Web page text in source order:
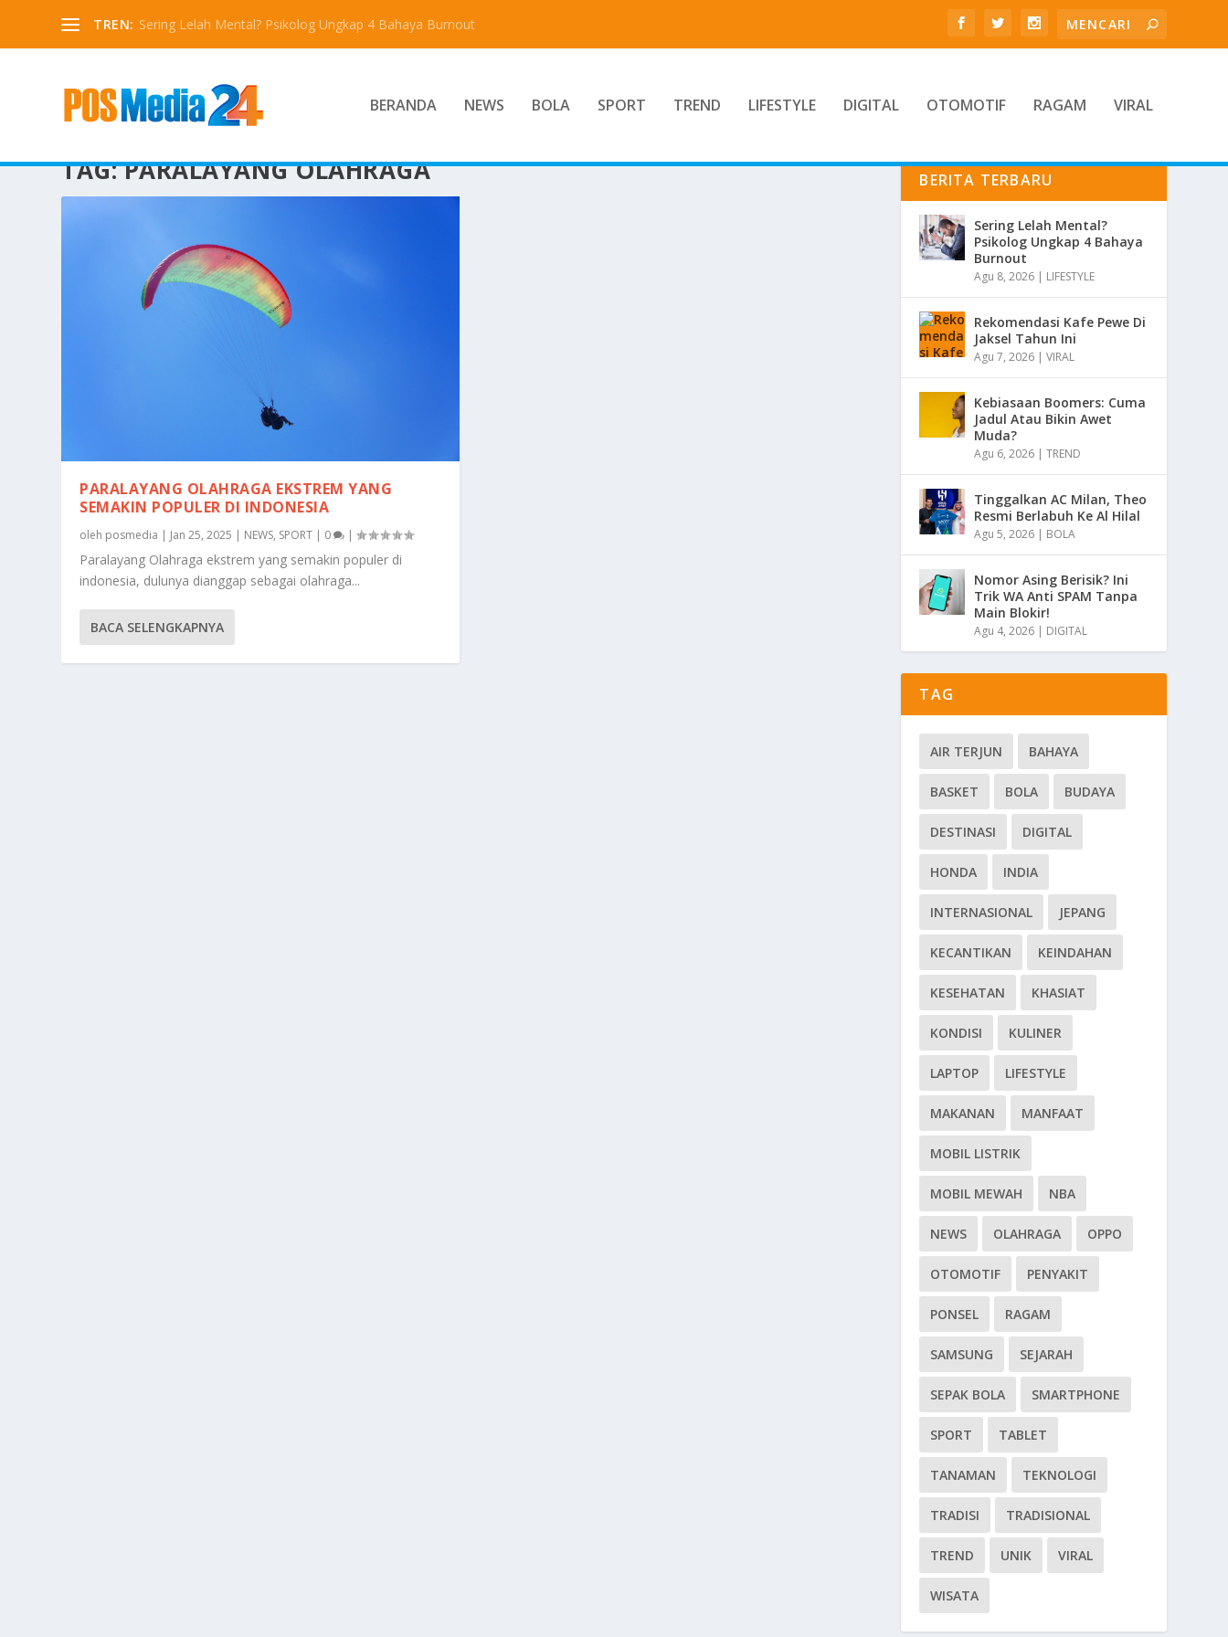
TREN: Sering Lelah Mental? Psikolog Ungkap 4 Bahaya Burnout
BERANDA NEWS BOLA SPORT TREND LIFESTYLE DIGITAL OTOMOTIF RAGAM VIRAL
TAG:PARALAYANG OLAHRAGA
PARALAYANG OLAHRAGA EKSTREM YANG
SEMAKIN POPULER DI INDONESIA
oleh posmedia | Jan 25, 2025 | NEWS, SPORT | 0 |
Paralayang Olahraga ekstrem yang semakin populer di
indonesia, dulunya dianggap sebagai olahraga...
BACA SELENGKAPNYA
BERITA TERBARU
Sering Lelah Mental?
Psikolog Ungkap 4 Bahaya
Burnout
Agu 8, 2026 | LIFESTYLE
Rekomendasi Kafe Pewe Di
Jaksel Tahun Ini
Agu 7, 2026 |VIRAL
Kebiasaan Boomers: Cuma
Jadul Atau Bikin Awet
Muda?
Agu 6, 2026 |TREND
Tinggalkan AC Milan, Theo
Resmi Berlabuh Ke Al Hilal
Agu 5, 2026 | BOLA
Nomor Asing Berisik? Ini
Trik WA Anti SPAM Tanpa
Main Blokir!
Agu 4, 2026 | DIGITAL
TAG
AIR TERJUN BAHAYA
BASKET BOLA BUDAYA
DESTINASI DIGITAL
HONDA INDIA
INTERNASIONAL JEPANG
KECANTIKAN KEINDAHAN
KESEHATAN KHASIAT
KONDISI KULINER
LAPTOP LIFESTYLE
MAKANAN MANFAAT
MOBIL LISTRIK
MOBIL MEWAH NBA
NEWS OLAHRAGA OPPO
OTOMOTIF PENYAKIT
PONSEL RAGAM
SAMSUNG SEJARAH
SEPAK BOLA SMARTPHONE
SPORT TABLET
TANAMAN TEKNOLOGI
TRADISI TRADISIONAL
TREND UNIK VIRAL
WISATA